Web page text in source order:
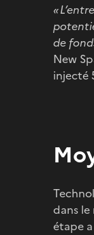
«
de
New
injecté
dans
étape a